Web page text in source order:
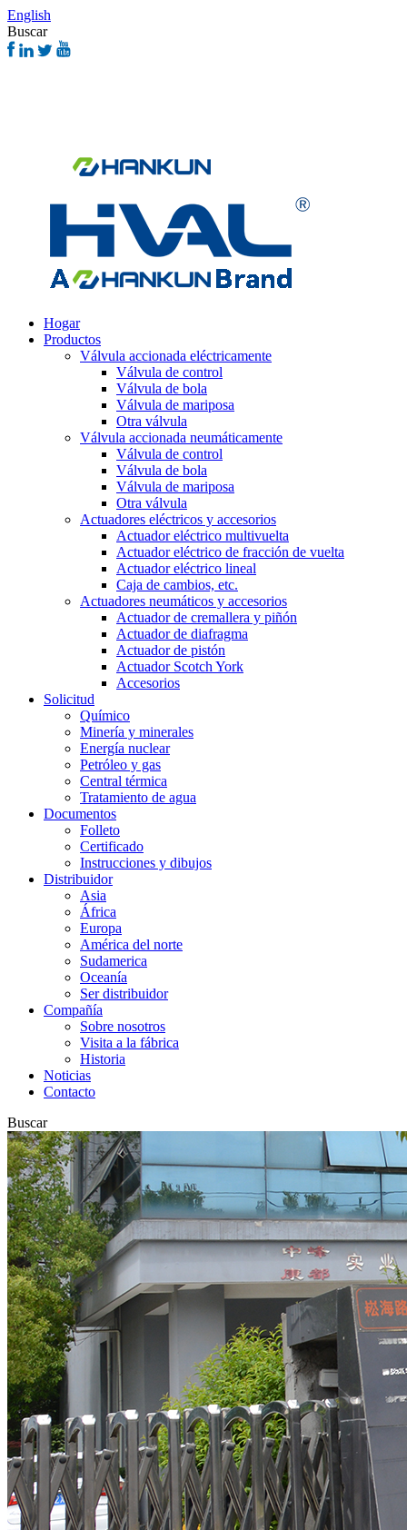
English
Buscar
Hogar
Productos
Válvula accionada eléctricamente
Válvula de control
Válvula de bola
Válvula de mariposa
Otra válvula
Válvula accionada neumáticamente
Válvula de control
Válvula de bola
Válvula de mariposa
Otra válvula
Actuadores eléctricos y accesorios
Actuador eléctrico multivuelta
Actuador eléctrico de fracción de vuelta
Actuador eléctrico lineal
Caja de cambios, etc.
Actuadores neumáticos y accesorios
Actuador de cremallera y piñón
Actuador de diafragma
Actuador de pistón
Actuador Scotch York
Accesorios
Solicitud
Químico
Minería y minerales
Energía nuclear
Petróleo y gas
Central térmica
Tratamiento de agua
Documentos
Folleto
Certificado
Instrucciones y dibujos
Distribuidor
Asia
África
Europa
América del norte
Sudamerica
Oceanía
Ser distribuidor
Compañía
Sobre nosotros
Visita a la fábrica
Historia
Noticias
Contacto
Buscar